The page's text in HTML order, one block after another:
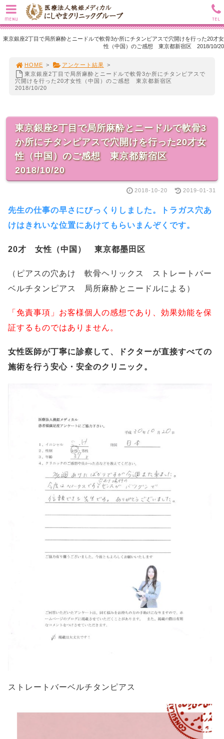
東京銀座2丁目で局所麻酔とニードルで軟骨3か所にチタンピアスで穴開けを行った20才女
性（中国）のご感想 東京都新宿区 2018/10/20
HOME > アンケート結果 >
東京銀座2丁目で局所麻酔とニードルで軟骨3か所にチタンピアスで
穴開けを行った20才女性（中国）のご感想 東京都新宿区
2018/10/20
東京銀座2丁目で局所麻酔とニードルで軟骨3
か所にチタンピアスで穴開けを行った20才女
性（中国）のご感想 東京都新宿区
2018/10/20
2018-10-20 2019-01-31
先生の仕事の早さにびっくりしました。トラガス穴あ
けはきれいな位置にあけてもらいまんぞくです。
20才 女性（中国） 東京都墨田区
（ピアスの穴あけ 軟骨ヘリックス ストレートバー
ベルチタンピアス 局所麻酔とニードルによる）
「免責事項」お客様個人の感想であり、効果効能を保
証するものではありません。
女性医師が丁寧に診察して、ドクターが直接すべての
施術を行う安心・安全のクリニック。
ストレートバーベルチタンピアス
MENU TEL